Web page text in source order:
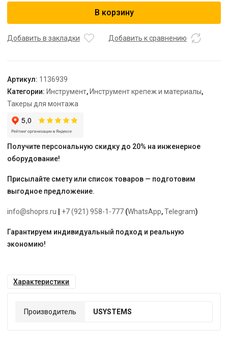
USYSTEMS
длинный
20
мм
H=50
мм
В корзину
Добавить в закладки Добавить к сравнению
Артикул: 1136939
Категории: Инструмент, Инструмент крепеж и материалы,
Такеры для монтажа
Получите персональную скидку до 20% на инженерное
оборудование!
Присылайте смету или список товаров — подготовим
выгодное предложение.
info@shoprs.ru +7 (921) 958-1-777 (WhatsApp,Telegram)
Гарантируем индивидуальный подход и реальную
экономию!
Характеристики
Производитель USYSTEMS